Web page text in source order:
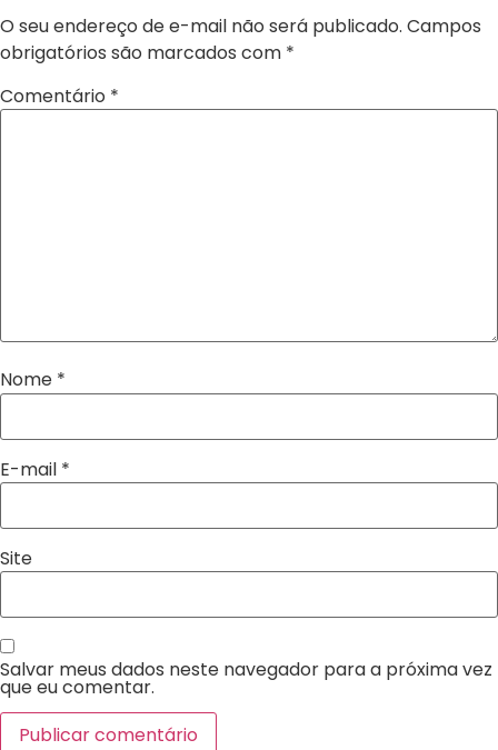
O seu endereço de e-mail não será publicado. Campos
obrigatórios são marcados com *
Comentário *
Nome *
E-mail *
Site
Salvar meus dados neste navegador para a próxima vez
que eu comentar.